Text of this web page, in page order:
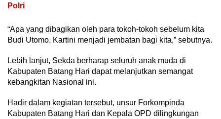
Polri
“Apa yang dibagikan oleh para tokoh-tokoh sebelum kita
Budi Utomo, Kartini menjadi jembatan bagi kita,” sebutnya.
Lebih lanjut, Sekda berharap seluruh anak muda di
Kabupaten Batang Hari dapat melanjutkan semangat
kebangkitan Nasional ini.
Hadir dalam kegiatan tersebut, unsur Forkompinda
Kabupaten Batang Hari dan Kepala OPD dilingkungan